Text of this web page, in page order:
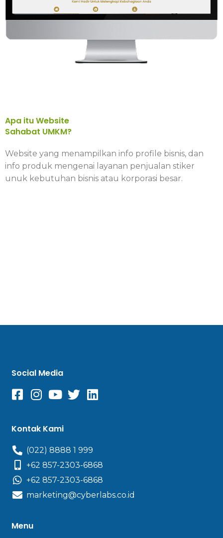
Apa itu Website
Sahabat UMKM?
Website yang menampilkan info profile bisnis, dan
info produk mengenai layanan penjualan stiker
unuk kebutuhan bisnis atau korporasi besar.
Social Media
Kontak Kami
(022) 8888 1 999
+62 857-2303-6868
+62 857-2303-6868
marketing@cyberlabs.co.id
Menu